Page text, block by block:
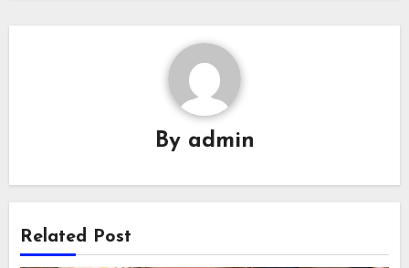
By admin
Related Post